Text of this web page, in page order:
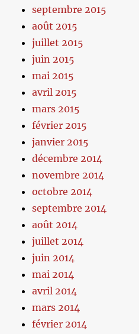
septembre 2015
août 2015
juillet 2015
juin 2015
mai 2015
avril 2015
mars 2015
février 2015
janvier 2015
décembre 2014
novembre 2014
octobre 2014
septembre 2014
août 2014
juillet 2014
juin 2014
mai 2014
avril 2014
mars 2014
février 2014